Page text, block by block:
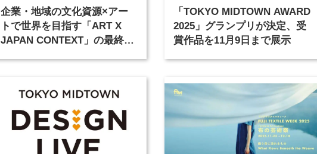
企業・地域の文化資源×アー
トで世界を目指す「ART X
JAPAN CONTEXT」の最終作
「TOKYO MIDTOWN AWARD
2025」グランプリが決定、受
賞作品を11月9日まで展示